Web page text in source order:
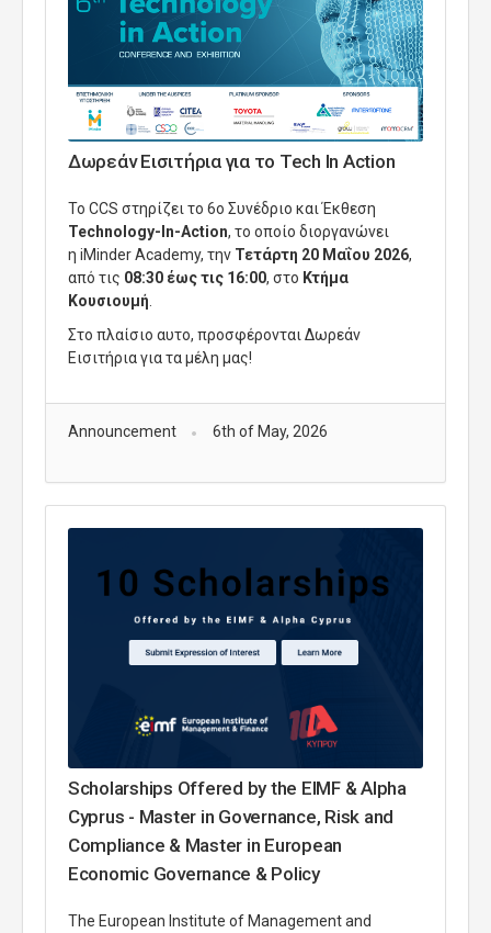
Δωρεάν Εισιτήρια για το Tech In Action
Το CCS στηρίζει το 6ο Συνέδριο και Έκθεση
Technology-In-Action, το οποίο διοργανώνει
η iMinder Academy, την Τετάρτη 20 Μαΐου 2026,
από τις 08:30 έως τις 16:00, στο Κτήμα
Κουσιουμή
Στο πλαίσιο αυτο, προσφέρονται Δωρεάν
Εισιτήρια για τα μέλη μας!
Announcement 6th of May, 2026
Scholarships Offered by the EIMF & Alpha
Cyprus - Master in Governance, Risk and
Compliance & Master in European
Economic Governance & Policy
The European Institute of Management and